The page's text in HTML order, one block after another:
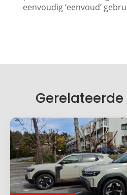
eenvoudig ‘eenvoud’
Je e-mailadres wordt
Naam*